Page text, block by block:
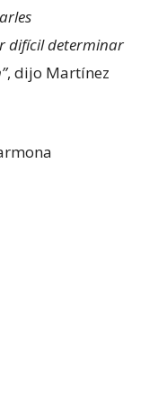
difícil determinar
, dijo Martínez